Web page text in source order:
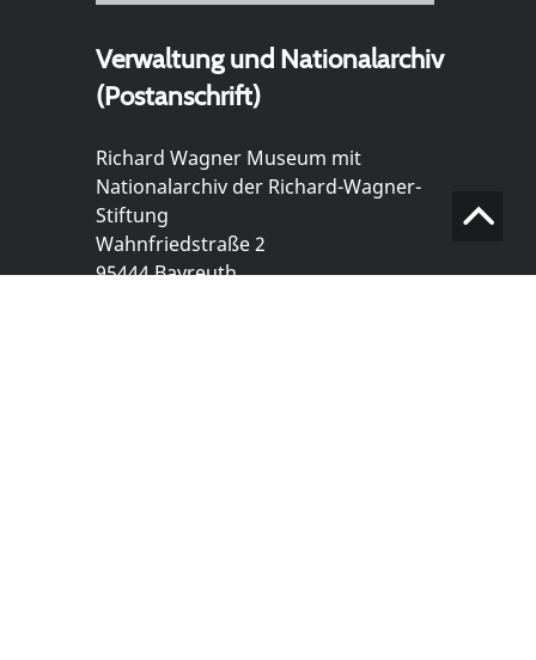
Verwaltung und Nationalarchiv
(Postanschrift)
Richard Wagner Museum mit
Nationalarchiv der Richard-Wagner-
Stiftung
Wahnfriedstraße 2
95444 Bayreuth